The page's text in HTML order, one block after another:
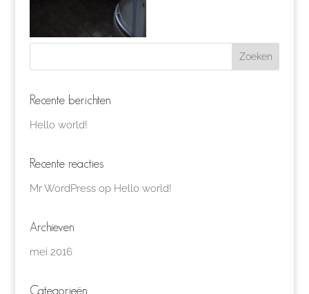
Recente berichten
Hello world!
Recente reacties
Mr WordPressop Hello world!
Archieven
mei 2016
Categorieën